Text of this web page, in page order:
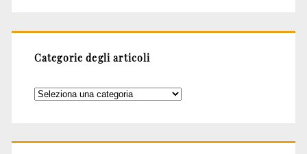
Categorie degli articoli
Categorie